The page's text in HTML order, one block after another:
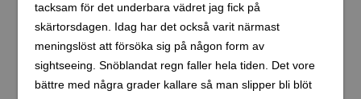
tacksam för det underbara vädret jag fick på
skärtorsdagen. Idag har det också varit närmast
meningslöst att försöka sig på någon form av
sightseeing. Snöblandat regn faller hela tiden. Det vore
bättre med några grader kallare så man slipper bli blöt